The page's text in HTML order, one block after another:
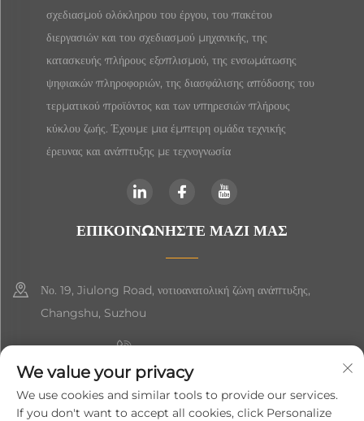
σχεδιασμού ολόκληρου του έργου, του πακέτου
διεργασιών και του σχεδιασμού μηχανικής, της
κατασκευής πλήρους εξοπλισμού, της ενσωμάτωσης
ψηφιακών πληροφοριών, της διασφάλισης απόδοσης του
τερματικού προϊόντος και των υπηρεσιών πλήρους
κύκλου ζωής. Έχουμε μια έμπειρη ομάδα τεχνικής
έρευνας και ανάπτυξης με τεχνογνωσία
ΕΠΙΚΟΙΝΩΝΉΣΤΕ ΜΑΖΊ ΜΑΣ
Νο. 19, Jiulong Road, νοτιοανατολική ζώνη ανάπτυξης,
Changshu, Suzhou
+86-19906239903
[email protected]
We value your privacy
We use cookies and similar tools to provide our services.
If you don't want to accept all cookies, click Personalize